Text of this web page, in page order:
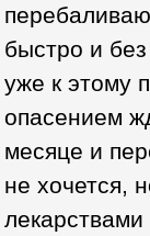
быстро и
уже к этому
опасением
месяце и
не хочется,